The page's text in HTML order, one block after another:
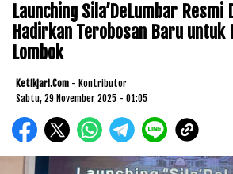
Launching Sila’DeLumbar
Hadirkan Terobosan Baru
Lombok
Ketikjari.com - Kontributor
Sabtu, 29 November 2025 - 01:05